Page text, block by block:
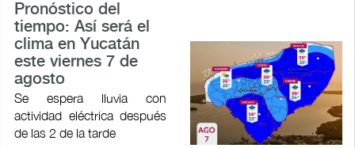
Pronóstico del
tiempo: Así será el
clima en Yucatán
este viernes 7 de
agosto
Se espera lluvia con
actividad eléctrica después
de las 2 de la tarde